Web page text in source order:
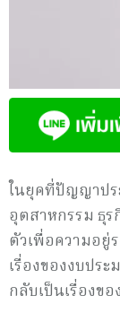
ในยุคที่ปัญญาปร
อุตสาหกรรม ธุ
ตัวเพื่อความอยู่
เรื่องของงบปร
กลับเป็นเรื่องข